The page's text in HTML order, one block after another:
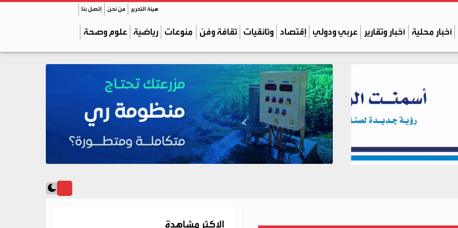
هيئة التحرير من نحن إتصل بنا
أخبار محلية أخبار وتقارير عربي ودولي إقتصاد وثائقيات ثقافة وفن منوعات رياضية علوم وصحة
الاكثر مشاهدة